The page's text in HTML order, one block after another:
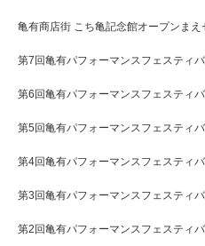
亀有商店街 こち亀記念館オープンまえ
第7回亀有パフォーマンスフェスティ
第6回亀有パフォーマンスフェスティ
第5回亀有パフォーマンスフェスティ
第4回亀有パフォーマンスフェスティ
第3回亀有パフォーマンスフェスティ
第2回亀有パフォーマンスフェスティ